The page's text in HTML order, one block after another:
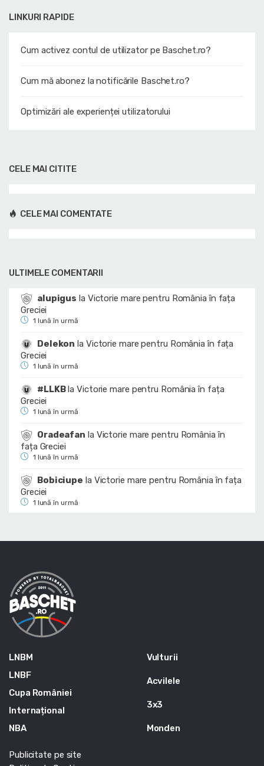
LINKURI RAPIDE
Cum activez contul de utilizator pe Baschet.ro?
Cum mă abonez la notificările Baschet.ro?
Optimizări ale experienței utilizatorului
CELE MAI CITITE
CELE MAI COMENTATE
ULTIMELE COMENTARII
alupigus la Victorie mare pentru România în fața
Greciei
1 lună în urmă
Delekon la Victorie mare pentru România în fața
Greciei
1 lună în urmă
#LLKBlaVictorie mare pentru România în fața
Greciei
1 lună în urmă
Oradeafan la Victorie mare pentru România în
fața Greciei
1 lună în urmă
Bobiciupe la Victorie mare pentru România în fața
Greciei
1 lună în urmă
LNBM
LNBF
Cupa României
Internațional
NBA
Vulturii
Acvilele
3x3
Monden
Publicitate pe site